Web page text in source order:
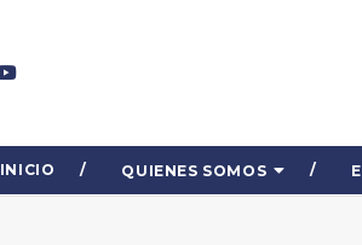
INICIO QUIENES SOMOS